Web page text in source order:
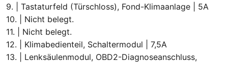
9. | Tastaturfeld (Türschloss), Fond-Klimaanlage | 5A
10. | Nicht belegt.
11. | Nicht belegt.
12. | Klimabedienteil, Schaltermodul | 7,5A
13. | Lenksäulenmodul, OBD2-Diagnoseanschluss,